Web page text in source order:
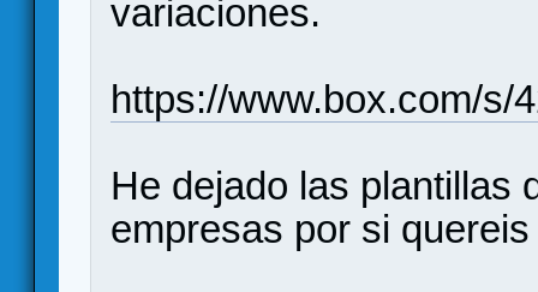
variaciones.
https://www.box.com/s/
He dejado las plantillas
empresas por si